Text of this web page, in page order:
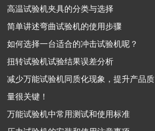
高温试验机夹具的分类与选择
简单讲述弯曲试验机的使用步骤
如何选择一台适合的冲击试验机呢？
扭转试验机试验结果误差分析
减少万能试验机同质化现象，提升产品质
量很关键！
万能试验机中常用测试和使用标准